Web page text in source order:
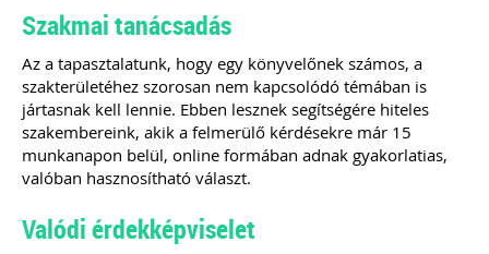
Szakmai tanácsadás
Az a tapasztalatunk, hogy egy könyvelőnek számos, a
szakterületéhez szorosan nem kapcsolódó témában is
jártasnak kell lennie. Ebben lesznek segítségére hiteles
szakembereink, akik a felmerülő kérdésekre már 15
munkanapon belül, online formában adnak gyakorlatias,
valóban hasznosítható választ.
Valódi érdekképviselet